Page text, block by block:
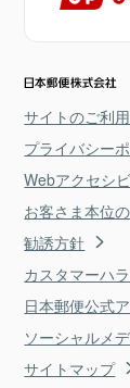
サイトのご利
プライバシー
Webアクセシ
お客さま本位
勧誘方針
カスタマーハ
日本郵便公式
ソーシャルメ
サイトマップ